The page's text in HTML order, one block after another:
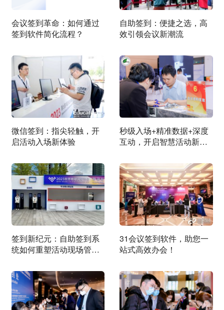
会议签到革命：如何通过
签到软件简化流程？
自助签到：便捷之选，高
效引领会议新潮流
微信签到：指尖轻触，开
启活动入场新体验
秒级入场+精准数据+深度
互动，开启智慧活动新体
签到新纪元：自助签到系
统如何重塑活动现场管
31会议签到软件，助您一
站式高效办会！